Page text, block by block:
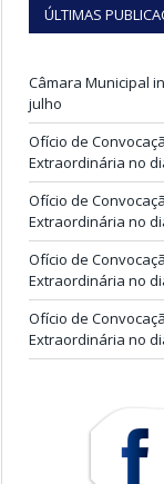
ÚLTIMAS
Câmara Municipal
julho
Ofício de
Extraordinária no
Ofício de
Extraordinária no
Ofício de
Extraordinária no
Ofício de
Extraordinária no